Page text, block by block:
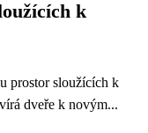
k
prostor sloužících k
dveře k novým...